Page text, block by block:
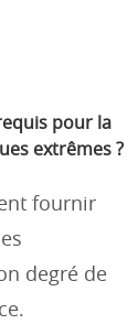
pour la
extrêmes ?
fournir
degré de